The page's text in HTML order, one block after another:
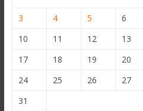
3
4 5 6
10
11 12 13
17
18 19 20
24
25 26 27
31